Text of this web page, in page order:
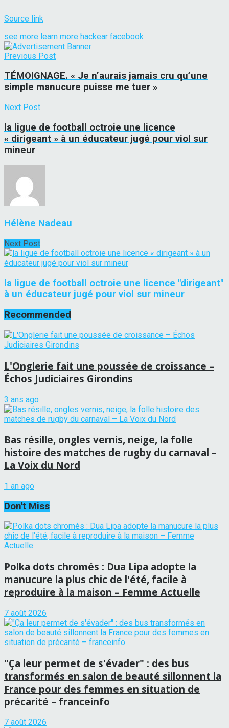
Source link
see more learn more hackear facebook
Previous Post
TÉMOIGNAGE. « Je n’aurais jamais cru qu’une
simple manucure puisse me tuer »
Next Post
la ligue de football octroie une licence
« dirigeant » à un éducateur jugé pour viol sur
mineur
Hélène Nadeau
Next Post
la ligue de football octroie une licence "dirigeant"
à un éducateur jugé pour viol sur mineur
Recommended
L'Onglerie fait une poussée de croissance –
Échos Judiciaires Girondins
3 ans ago
Bas résille, ongles vernis, neige, la folle
histoire des matches de rugby du carnaval –
La Voix du Nord
1 an ago
Don't Miss
Polka dots chromés : Dua Lipa adopte la
manucure la plus chic de l'été, facile à
reproduire à la maison – Femme Actuelle
7 août 2026
"Ça leur permet de s'évader" : des bus
transformés en salon de beauté sillonnent la
France pour des femmes en situation de
précarité – franceinfo
7 août 2026